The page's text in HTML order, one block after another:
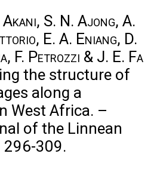
S. N. Ajong, A.
E. A. Eniang, D.
F. Petrozzi & J. E. Fa
the structure of
along a
West Africa. –
of the Linnean
296-309.